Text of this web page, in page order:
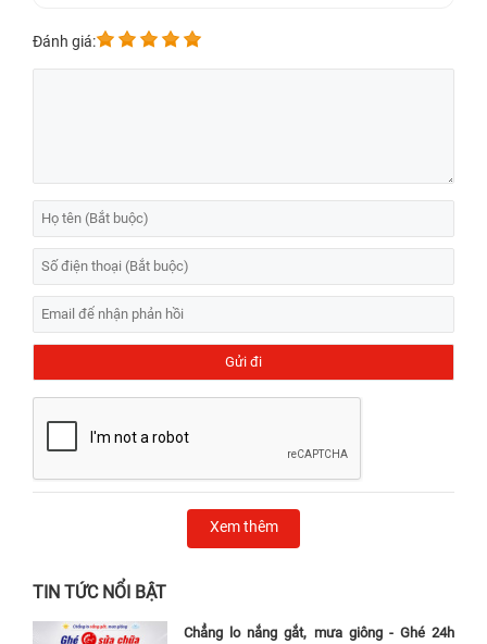
Đánh giá:
Xem thêm
TIN TỨC NỔI BẬT
Chẳng lo nắng gắt, mưa giông - Ghé 24h